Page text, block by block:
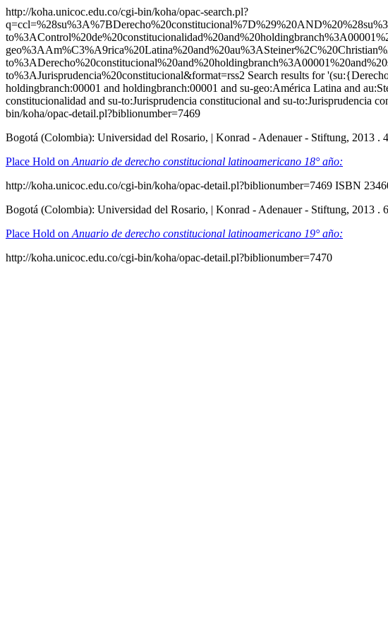
http://koha.unicoc.edu.co/cgi-bin/koha/opac-search.pl?
to%3AJurisprudencia%20constitucional&format=rss2 Search results for
holdingbranch:00001 and holdingbranch:00001 and su-geo:América Latina and
constitucionalidad and su-to:Jurisprudencia constitucional and su-
bin/koha/opac-detail.pl?biblionumber=7469
Bogotá (Colombia): Universidad del Rosario, | Konrad - Adenauer - Stiftung, 2013
Place Hold on Anuario de derecho constitucional latinoamericano 18° año:
http://koha.unicoc.edu.co/cgi-bin/koha/opac-detail.pl?biblionumber=7469 ISBN
Bogotá (Colombia): Universidad del Rosario, | Konrad - Adenauer - Stiftung, 2013
Place Hold on Anuario de derecho constitucional latinoamericano 19° año:
http://koha.unicoc.edu.co/cgi-bin/koha/opac-detail.pl?biblionumber=7470